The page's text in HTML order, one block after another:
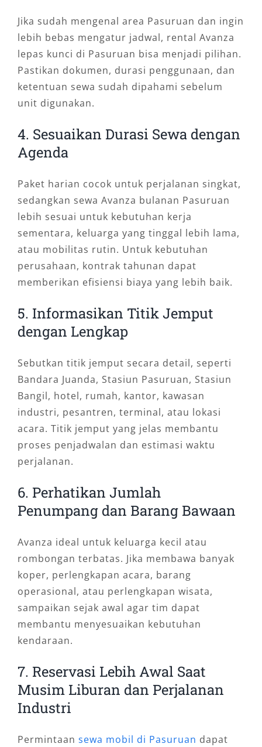
Jika sudah mengenal area Pasuruan dan ingin
lebih bebas mengatur jadwal, rental Avanza
lepas kunci di Pasuruan bisa menjadi pilihan.
Pastikan dokumen, durasi penggunaan, dan
ketentuan sewa sudah dipahami sebelum
unit digunakan.
4. Sesuaikan Durasi Sewa dengan
Agenda
Paket harian cocok untuk perjalanan singkat,
sedangkan sewa Avanza bulanan Pasuruan
lebih sesuai untuk kebutuhan kerja
sementara, keluarga yang tinggal lebih lama,
atau mobilitas rutin. Untuk kebutuhan
perusahaan, kontrak tahunan dapat
memberikan efisiensi biaya yang lebih baik.
5. Informasikan Titik Jemput
dengan Lengkap
Sebutkan titik jemput secara detail, seperti
Bandara Juanda, Stasiun Pasuruan, Stasiun
Bangil, hotel, rumah, kantor, kawasan
industri, pesantren, terminal, atau lokasi
acara. Titik jemput yang jelas membantu
proses penjadwalan dan estimasi waktu
perjalanan.
6. Perhatikan Jumlah
Penumpang dan Barang Bawaan
Avanza ideal untuk keluarga kecil atau
rombongan terbatas. Jika membawa banyak
koper, perlengkapan acara, barang
operasional, atau perlengkapan wisata,
sampaikan sejak awal agar tim dapat
membantu menyesuaikan kebutuhan
kendaraan.
7. Reservasi Lebih Awal Saat
Musim Liburan dan Perjalanan
Industri
Permintaan sewa mobil di Pasuruan dapat